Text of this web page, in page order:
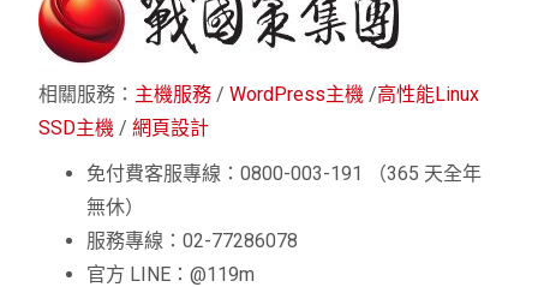
相關服務： 主機服務 /WordPress主機 /高性能Linux
SSD主機 /網頁設計
免付費客服專線：0800-003-191 （365 天全年
無休）
服務專線：02-77286078
官方 LINE：@119m